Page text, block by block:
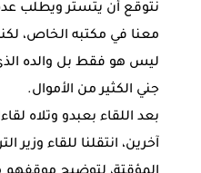
نتوقع أن يتستر ويطلب
معنا في مكتبه الخاص،
ليس هو فقط بل والده
جني الكثير من الأموال.
بعد اللقاء بعبدو وتلاه
آخرين، انتقلنا للقاء وزير